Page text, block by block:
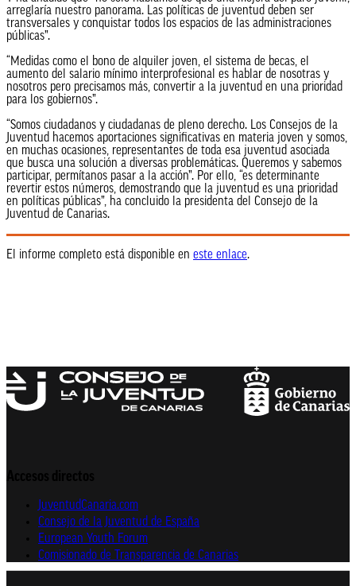
arreglaría nuestro panorama. Las políticas de juventud deben ser
transversales y conquistar todos los espacios de las administraciones
públicas”.
“Medidas como el bono de alquiler joven, el sistema de becas, el
aumento del salario mínimo interprofesional es hablar de nosotras y
nosotros pero precisamos más, convertir a la juventud en una prioridad
para los gobiernos”.
“Somos ciudadanos y ciudadanas de pleno derecho. Los Consejos de la
Juventud hacemos aportaciones significativas en materia joven y somos,
en muchas ocasiones, representantes de toda esa juventud asociada
que busca una solución a diversas problemáticas. Queremos y sabemos
participar, permítanos pasar a la acción”. Por ello, “es determinante
revertir estos números, demostrando que la juventud es una prioridad
en políticas públicas”, ha concluido la presidenta del Consejo de la
Juventud de Canarias.
El informe completo está disponible en este enlace.
JuventudCanaria.com
Consejo de la Juventud de España
European Youth Forum
Comisionado de Transparencia de Canarias